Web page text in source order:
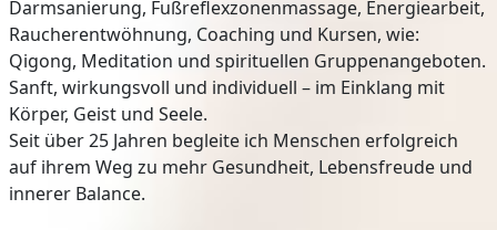
Darmsanierung, Fußreflexzonenmassage, Energiearbeit,
Raucherentwöhnung, Coaching und Kursen, wie:
Qigong, Meditation und spirituellen Gruppenangeboten.
Sanft, wirkungsvoll und individuell – im Einklang mit
Körper, Geist und Seele.
Seit über 25 Jahren begleite ich Menschen erfolgreich
auf ihrem Weg zu mehr Gesundheit, Lebensfreude und
innerer Balance.